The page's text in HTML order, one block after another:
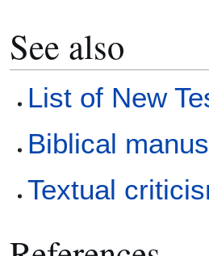
See also
List of New
Biblical
Textual